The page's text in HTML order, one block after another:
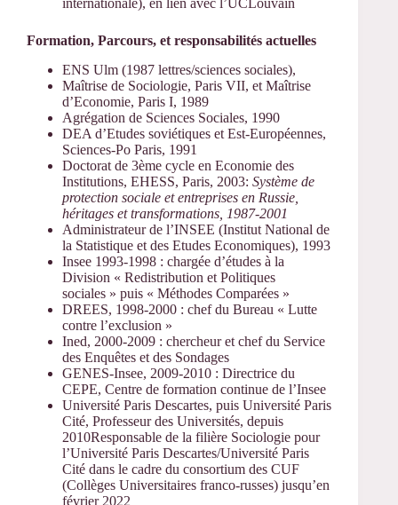
internationale), en lien avec l’UCLouvain
Formation, Parcours, et responsabilités actuelles
ENS Ulm (1987 lettres/sciences sociales),
Maîtrise de Sociologie, Paris VII, et Maîtrise
d’Economie, Paris I, 1989
Agrégation de Sciences Sociales, 1990
DEA d’Etudes soviétiques et Est-Européennes,
Sciences-Po Paris, 1991
Doctorat de 3ème cycle en Economie des
Institutions, EHESS, Paris, 2003: Système de
protection sociale et entreprises en Russie,
héritages et transformations, 1987-2001
Administrateur de l’INSEE (Institut National de
la Statistique et des Etudes Economiques), 1993
Insee 1993-1998 : chargée d’études à la
Division « Redistribution et Politiques
sociales » puis « Méthodes Comparées »
DREES, 1998-2000 : chef du Bureau « Lutte
contre l’exclusion »
Ined, 2000-2009 : chercheur et chef du Service
des Enquêtes et des Sondages
GENES-Insee, 2009-2010 : Directrice du
CEPE, Centre de formation continue de l’Insee
Université Paris Descartes, puis Université Paris
Cité, Professeur des Universités, depuis
2010Responsable de la filière Sociologie pour
l’Université Paris Descartes/Université Paris
Cité dans le cadre du consortium des CUF
(Collèges Universitaires franco-russes) jusqu’en
février 2022